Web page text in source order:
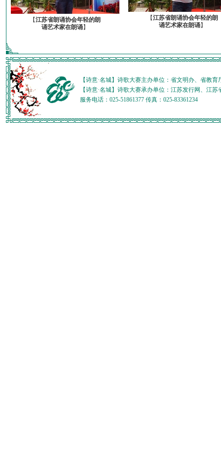
【江苏省朗诵协会年轻的朗
诵艺术家在朗诵】
【江苏省朗诵协会年轻的朗
诵艺术家在朗诵】
【诗意·名城】诗歌大赛主办单位：省文明办、省教
【诗意·名城】诗歌大赛承办单位：江苏发行网、江
服务电话：025-51861377 传真：025-83361234